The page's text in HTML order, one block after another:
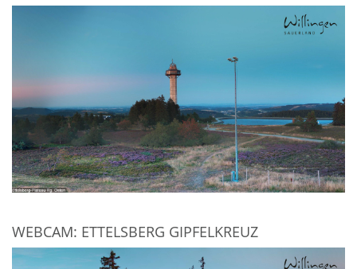
WEBCAM: ETTELSBERG GIPFELKREUZ